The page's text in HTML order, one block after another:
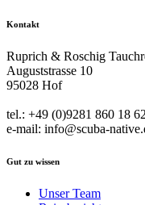
Kontakt
Ruprich & Roschig
Auguststrasse 10
95028 Hof
tel.: +49 (0)9281 860 18 62
e-mail: info@scuba-
Gut zu wissen
Unser Team